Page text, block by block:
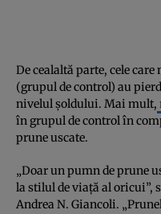
De cealaltă parte, cele
(grupul de control) au
nivelul șoldului. Mai mult,
în grupul de control în
prune uscate.
„Doar un pumn de prune
la stilul de viață al
Andrea N. Giancoli.